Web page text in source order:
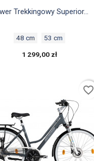
Szybki podgląd
Trekkingowy Superior...
48 cm 53 cm
1 299,00 zł
favorite_border